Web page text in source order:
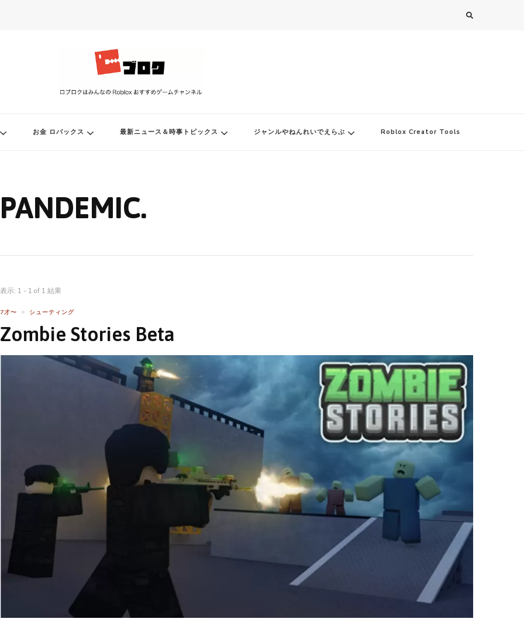
お金 ロバックス 最新ニュース＆時事トピックス ジャンルやねんれいでえらぶ Roblox Creator Tools
PANDEMIC.
表示: 1 - 1 of 1 結果
7才〜 シューティング
Zombie Stories Beta